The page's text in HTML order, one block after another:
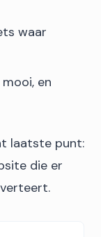
waar
en
laatste punt:
die er